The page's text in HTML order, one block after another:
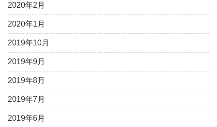
2020年2月
2020年1月
2019年10月
2019年9月
2019年8月
2019年7月
2019年6月